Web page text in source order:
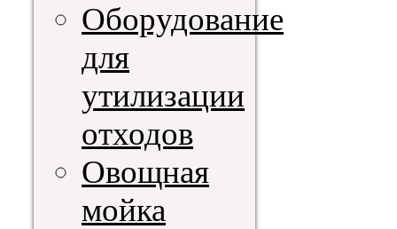
Оборудование
для
утилизации
отходов
Овощная
мойка